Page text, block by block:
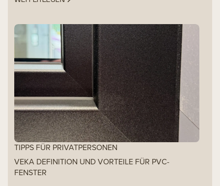
TIPPS FÜR PRIVATPERSONEN
VEKA DEFINITION UND VORTEILE FÜR PVC-
FENSTER